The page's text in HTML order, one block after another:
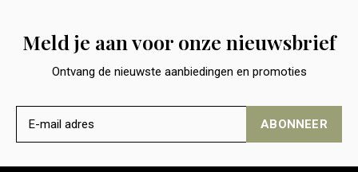
Meld je aan voor onze nieuwsbrief
Ontvang de nieuwste aanbiedingen en promoties
ABONNEER